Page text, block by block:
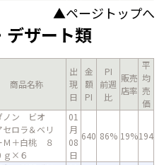
▲ページトップへ
ザート類
商品名称
出
現
日
金
額
PI
PI
前週
比
販売
店率
平
均
売
価
ノン ビオ
セロラ＆ベリ
Ｍ＋白桃 ８
ｇ×６
01
月
08
日
640 86% 19%194